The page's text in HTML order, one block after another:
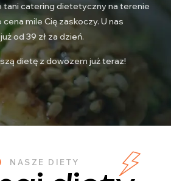
catering dietetyczny na terenie
mile Cię zaskoczy. U nas
od 39 zł za dzień.
dietę z dowozem już teraz!
NASZE DIETY